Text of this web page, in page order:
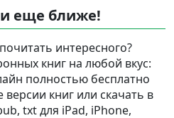
еще ближе!
интересного?
книг на любой вкус:
полностью бесплатно
книг или скачать в
txt для iPad, iPhone,